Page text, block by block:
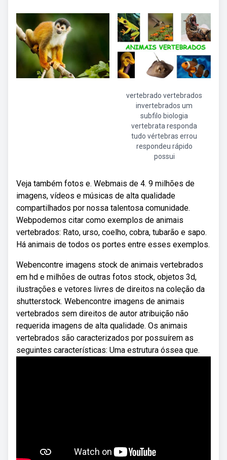
vertebrado vertebrados
invertebrados um
subfilo biologia
vertebrata responda
tudo vértebras errou
respondeu rápido
possui
Veja também fotos e. Webmais de 4. 9 milhões de
imagens, vídeos e músicas de alta qualidade
compartilhados por nossa talentosa comunidade.
Webpodemos citar como exemplos de animais
vertebrados: Rato, urso, coelho, cobra, tubarão e sapo.
Há animais de todos os portes entre esses exemplos.
Webencontre imagens stock de animais vertebrados
em hd e milhões de outras fotos stock, objetos 3d,
ilustrações e vetores livres de direitos na coleção da
shutterstock. Webencontre imagens de animais
vertebrados sem direitos de autor atribuição não
requerida imagens de alta qualidade. Os animais
vertebrados são caracterizados por possuírem as
seguintes características: Uma estrutura óssea que.